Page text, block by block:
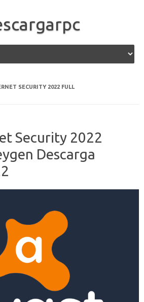
SECURITY 2022 FULL
Security 2022
Descarga